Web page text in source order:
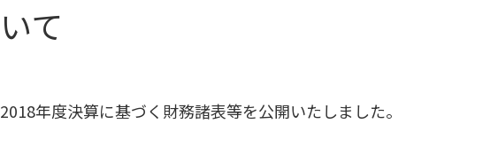
いて
2018年度決算に基づく財務諸表等を公開いたしました。